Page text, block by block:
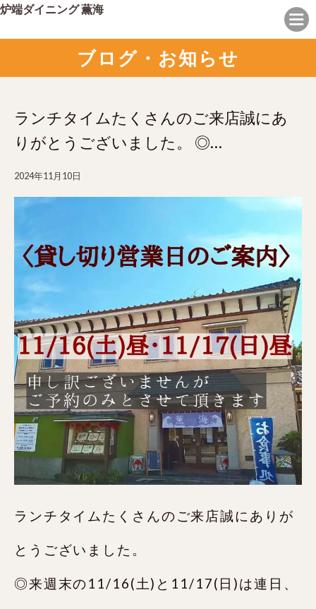
炉端ダイニング 薫海
ブログ・お知らせ
ランチタイムたくさんのご来店誠にあ
りがとうございました。 ◎…
2024年11月10日
ランチタイムたくさんのご来店誠にありが
とうございました。
◎来週末の11/16(土)と11/17(日)は連日、